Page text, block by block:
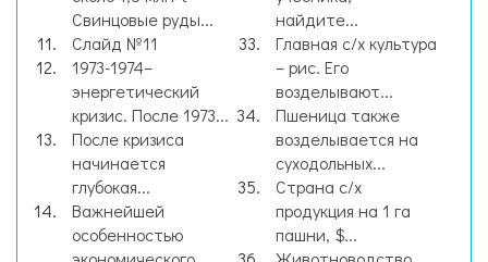
Свинцовые руды...
Слайд №11
1973-1974–
энергетический
кризис. После 1973...
После кризиса
начинается
глубокая...
Важнейшей
особенностью
найдите...
Главная с/х культура
– рис. Его
возделывают...
Пшеница также
возделывается на
суходольных...
Страна с/х
продукция на 1 га
пашни, $...